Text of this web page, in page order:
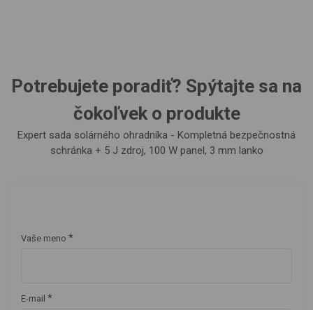
Potrebujete poradiť? Spýtajte sa na
čokoľvek o produkte
Expert sada solárného ohradníka - Kompletná bezpečnostná
schránka + 5 J zdroj, 100 W panel, 3 mm lanko
Vaše meno *
E-mail *